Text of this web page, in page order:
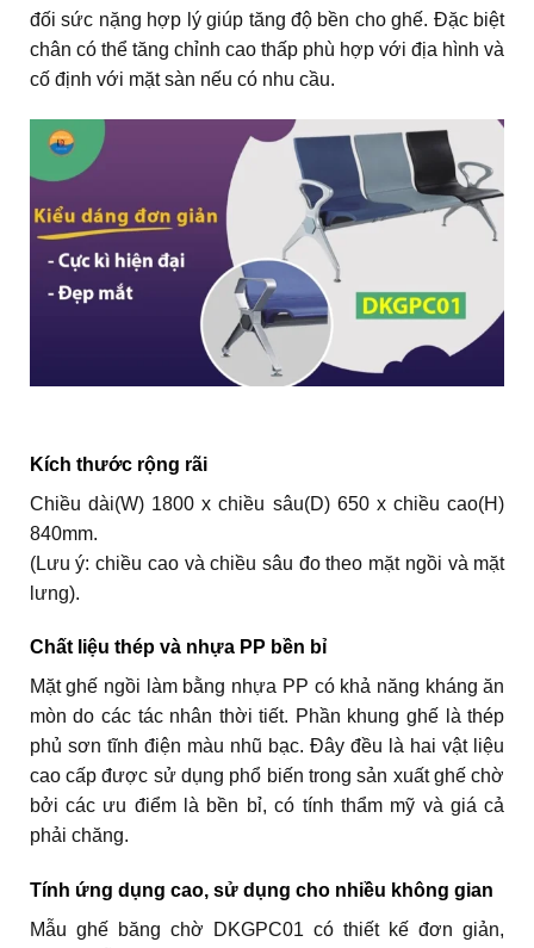
đối sức nặng hợp lý giúp tăng độ bền cho ghế. Đặc biệt
chân có thể tăng chỉnh cao thấp phù hợp với địa hình và
cố định với mặt sàn nếu có nhu cầu.
Kích thước rộng rãi
Chiều dài(W) 1800 x chiều sâu(D) 650 x chiều cao(H)
840mm.
(Lưu ý: chiều cao và chiều sâu đo theo mặt ngồi và mặt
lưng).
Chất liệu thép và nhựa PP bền bỉ
Mặt ghế ngồi làm bằng nhựa PP có khả năng kháng ăn
mòn do các tác nhân thời tiết. Phần khung ghế là thép
phủ sơn tĩnh điện màu nhũ bạc. Đây đều là hai vật liệu
cao cấp được sử dụng phổ biến trong sản xuất ghế chờ
bởi các ưu điểm là bền bỉ, có tính thẩm mỹ và giá cả
phải chăng.
Tính ứng dụng cao, sử dụng cho nhiều không gian
Mẫu ghế băng chờ DKGPC01 có thiết kế đơn giản,